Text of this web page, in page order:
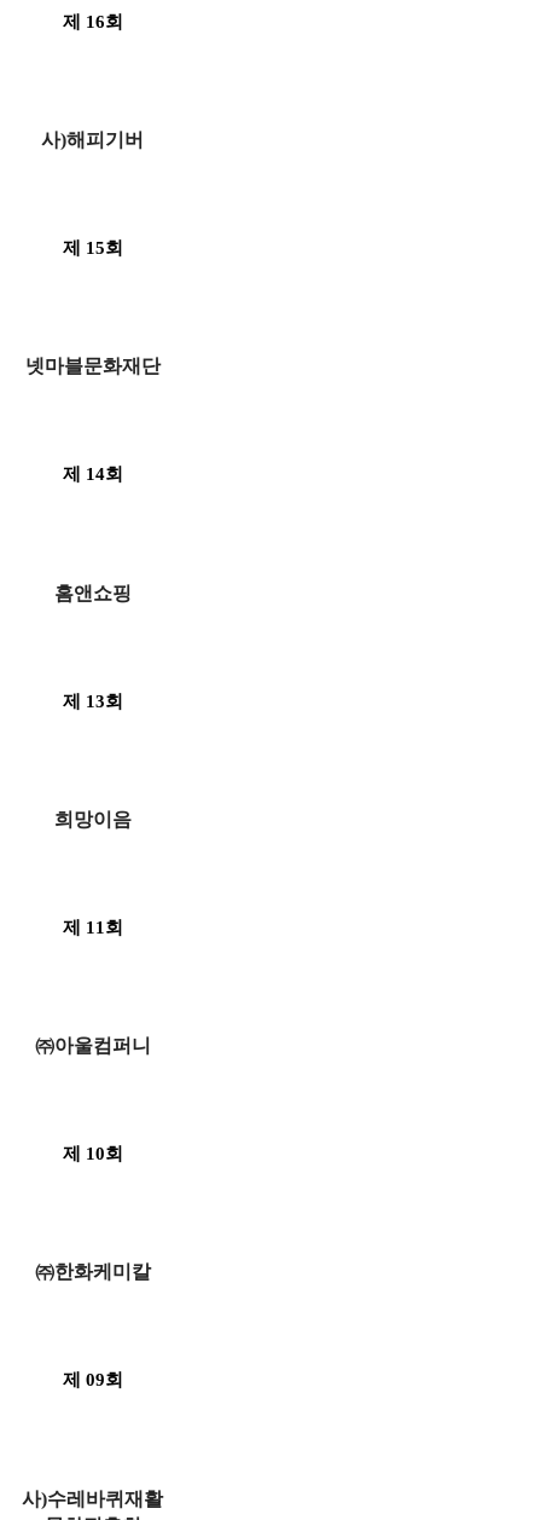
제 16회
사)해피기버
제 15회
넷마블문화재단
제 14회
홈앤쇼핑
제 13회
희망이음
제 11회
㈜아울컴퍼니
제 10회
㈜한화케미칼
제 09회
사)수레바퀴재활